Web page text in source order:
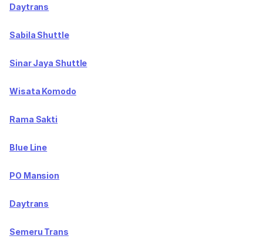
Daytrans
Sabila Shuttle
Sinar Jaya Shuttle
Wisata Komodo
Rama Sakti
Blue Line
PO Mansion
Daytrans
Semeru Trans